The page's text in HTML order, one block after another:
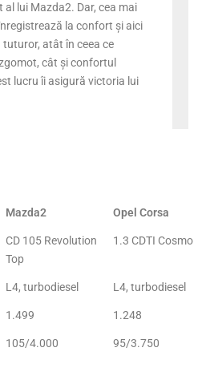
al lui Mazda2. Dar, cea mai
la confort și aici
atât în ceea ce
cât și confortul
lucru îi asigură victoria lui
Mazda2 Opel Corsa
CD 105 Revolution
Top
1.3 CDTI Cosmo
L4, turbodiesel L4, turbodiesel
1.499 1.248
105/4.000 95/3.750